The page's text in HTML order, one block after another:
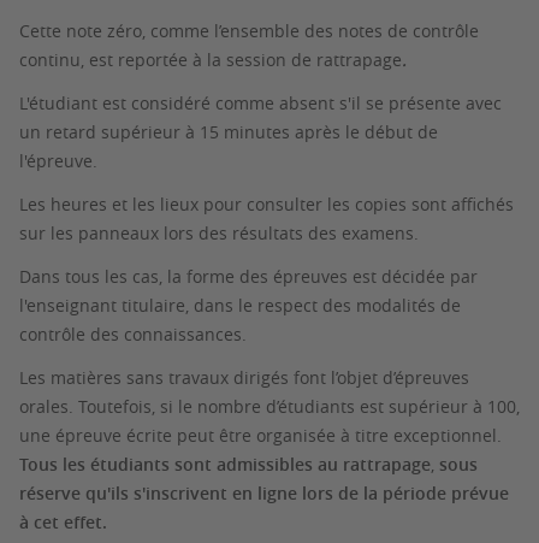
Cette note zéro, comme l’ensemble des notes de contrôle
continu, est reportée à la session de rattrapage.
L'étudiant est considéré comme absent s'il se présente avec
un retard supérieur à 15 minutes après le début de
l'épreuve.
Les heures et les lieux pour consulter les copies sont affichés
sur les panneaux lors des résultats des examens.
Dans tous les cas, la forme des épreuves est décidée par
l'enseignant titulaire, dans le respect des modalités de
contrôle des connaissances.
Les matières sans travaux dirigés font l’objet d’épreuves
orales. Toutefois, si le nombre d’étudiants est supérieur à 100,
une épreuve écrite peut être organisée à titre exceptionnel.
Tous les étudiants sont admissibles au rattrapage, sous
réserve qu'ils s'inscrivent en ligne lors de la période prévue
à cet effet.